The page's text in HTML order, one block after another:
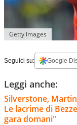
Getty Images
Seguici su: Google
Leggi anche:
Silverstone,
Le lacrime di
gara domani"